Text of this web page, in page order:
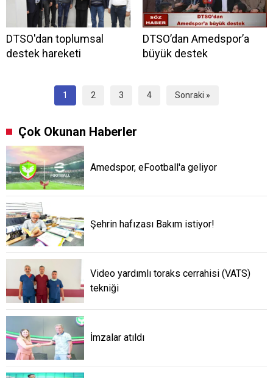
DTSO'dan toplumsal
destek hareketi
DTSO’dan Amedspor’a
büyük destek
1 2 3 4 Sonraki »
Çok Okunan Haberler
Amedspor, eFootball'a geliyor
Şehrin hafızası Bakım istiyor!
Video yardımlı toraks cerrahisi (VATS)
tekniği
İmzalar atıldı